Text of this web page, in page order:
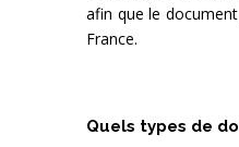
afin que le
France.
Quels types de